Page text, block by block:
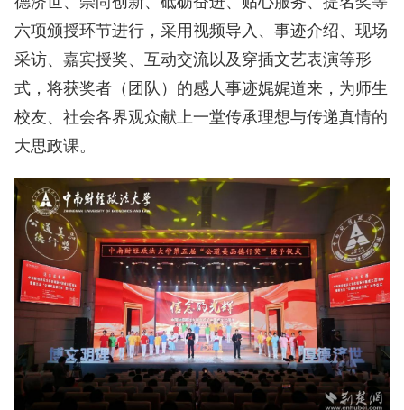
六项颁授环节进行，采用视频导入、事迹介绍、现场
采访、嘉宾授奖、互动交流以及穿插文艺表演等形
式，将获奖者（团队）的感人事迹娓娓道来，为师生
校友、社会各界观众献上一堂传承理想与传递真情的
大思政课。